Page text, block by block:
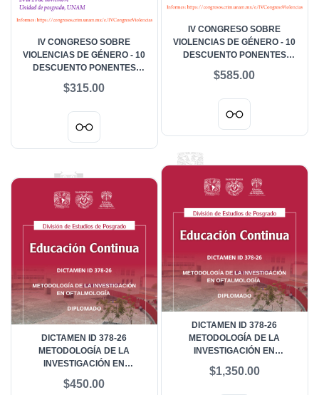
IV CONGRESO SOBRE
VIOLENCIAS DE GÉNERO - 10
DESCUENTO PONENTES
$585.00
IV CONGRESO SOBRE
VIOLENCIAS DE GÉNERO - 10
DESCUENTO PONENTES
DE INVESTIGACIÓN
$315.00
DICTAMEN ID 378-26
METODOLOGÍA DE LA
INVESTIGACIÓN EN
EXTRANJEROS
$1,350.00
DICTAMEN ID 378-26
METODOLOGÍA DE LA
INVESTIGACIÓN EN
NACIONALES
$450.00